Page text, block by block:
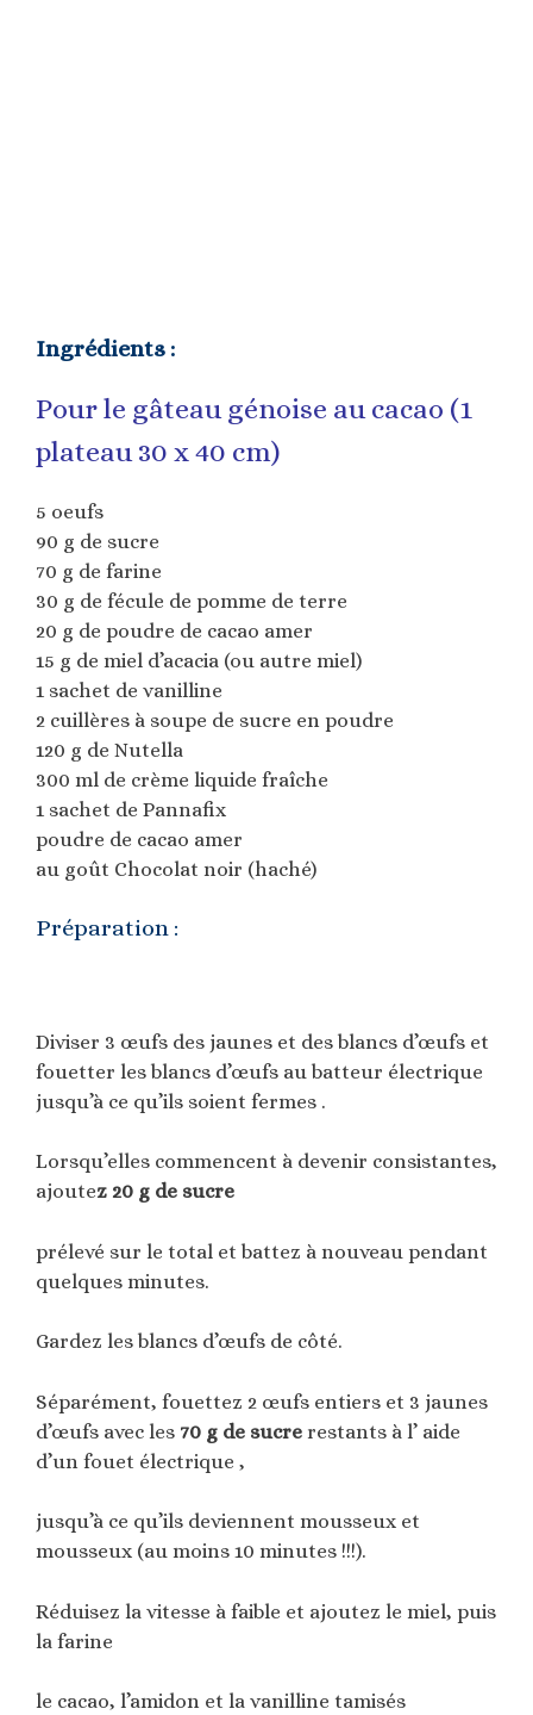
Ingrédients :
Pour le gâteau génoise au cacao (1
plateau 30 x 40 cm)
5 oeufs
90 g de sucre
70 g de farine
30 g de fécule de pomme de terre
20 g de poudre de cacao amer
15 g de miel d’acacia (ou autre miel)
1 sachet de vanilline
2 cuillères à soupe de sucre en poudre
120 g de Nutella
300 ml de crème liquide fraîche
1 sachet de Pannafix
poudre de cacao amer
au goût Chocolat noir (haché)
Préparation :
Diviser 3 œufs des jaunes et des blancs d’œufs et
fouetter les blancs d’œufs au batteur électrique
jusqu’à ce qu’ils soient fermes .
Lorsqu’elles commencent à devenir consistantes,
ajoutez 20 g de sucre
prélevé sur le total et battez à nouveau pendant
quelques minutes.
Gardez les blancs d’œufs de côté.
Séparément, fouettez 2 œufs entiers et 3 jaunes
d’œufs avec les 70 g de sucre restants à l’ aide
d’un fouet électrique ,
jusqu’à ce qu’ils deviennent mousseux et
mousseux (au moins 10 minutes !!!).
Réduisez la vitesse à faible et ajoutez le miel, puis
la farine
le cacao, l’amidon et la vanilline tamisés